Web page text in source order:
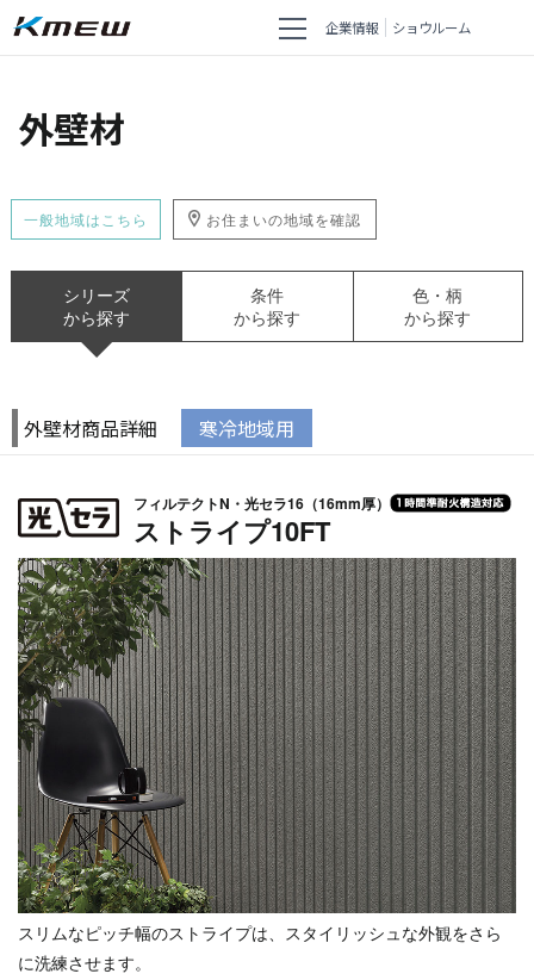
企業情報 ショウルーム
外壁材
一般地域はこちら お住まいの地域を確認
シリーズ
から探す
条件
から探す
色・柄
から探す
外壁材商品詳細 寒冷地域用
フィルテクトN・光セラ16（16mm厚）
ストライプ10FT
スリムなピッチ幅のストライプは、スタイリッシュな外観をさら
に洗練させます。